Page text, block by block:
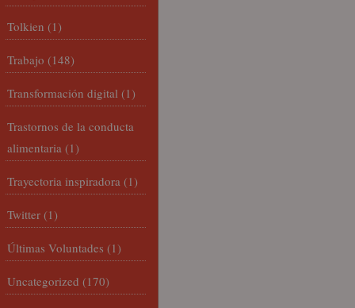
Tolkien (1)
Trabajo (148)
Transformación digital (1)
Trastornos de la conducta
alimentaria (1)
Trayectoria inspiradora (1)
Twitter (1)
Últimas Voluntades (1)
Uncategorized (170)